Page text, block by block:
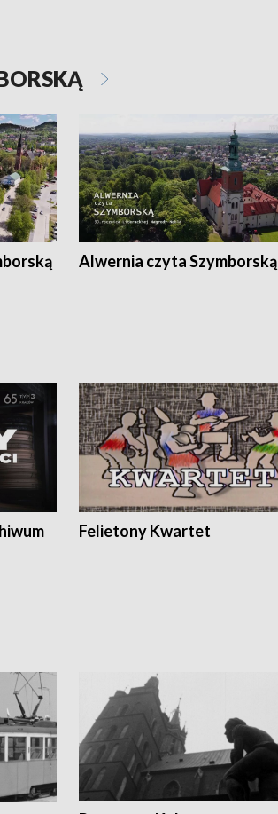
Alwernia czyta Szymborską
Felietony Kwartet